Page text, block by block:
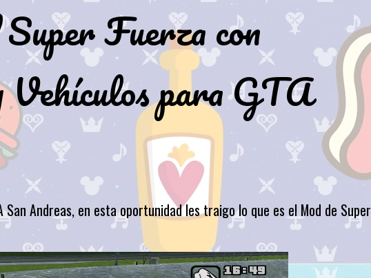
Fuerza con
para GTA
San Andreas, en esta oportunidad les traigo lo que es el Mod de Super